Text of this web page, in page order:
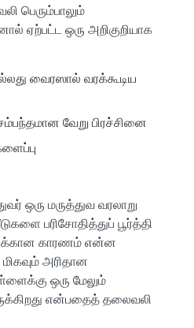
பெரும்பாலும்
ஏற்பட்ட ஒரு அறிகுறியாக
வைரஸால் வரக்கூடிய
வேறு பிரச்சினை
ஒரு மருத்துவ வரலாறு
பரிசோதித்துப் பூர்த்தி
காரணம் என்ன
அரிதான
ஒரு மேலும்
என்பதைத் தலைவலி